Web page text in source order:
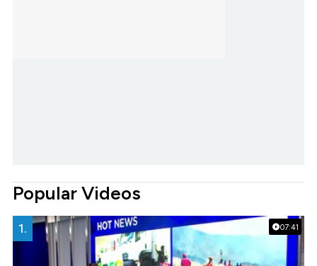
Popular Videos
07:41
1.